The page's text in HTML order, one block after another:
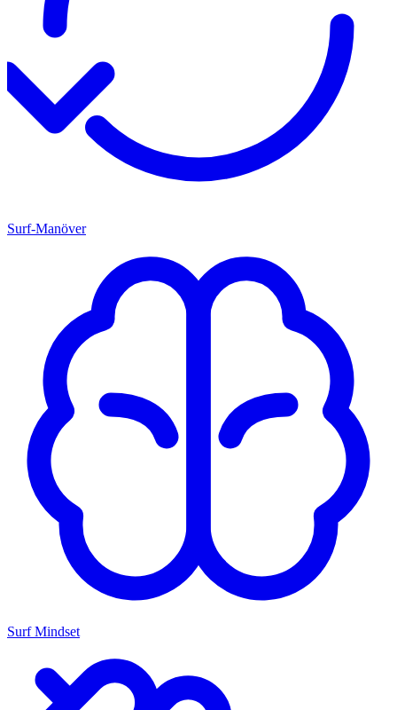
Surf-Manöver
Surf Mindset